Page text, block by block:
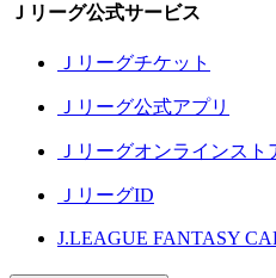
Ｊリーグ公式サービス
Ｊリーグチケット
Ｊリーグ公式アプリ
Ｊリーグオンラインスト
ＪリーグID
J.LEAGUE FANTASY